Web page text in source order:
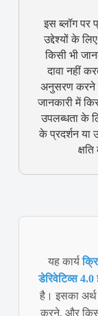
इस ब्लॉग पर
उद्देश्यों के
किसी भी
दावा नहीं
अनुसरण करने
जानकारी में
उपलब्धता के
के प्रदर्शन या
यह कार्य
डेरिवेटिव्स
है। इसका
करने, और